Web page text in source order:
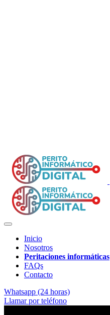
Inicio
Nosotros
Peritaciones informáticas
FAQs
Contacto
Whatsapp (24 horas)
Llamar por teléfono